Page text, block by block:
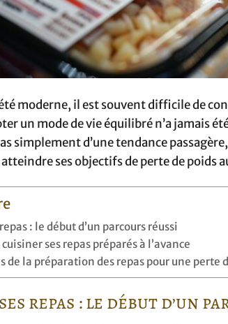
moderne, il est souvent difficile de
un mode de vie équilibré n’a jamais
simplement d’une tendance
ses objectifs de perte de poids
: le début d’un parcours réussi
ses repas préparés à l’avance
de la préparation des repas pour une perte
repas : le début d’un